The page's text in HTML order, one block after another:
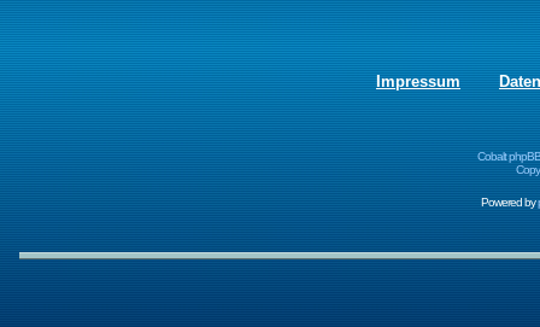
Impressum
Cobalt
Powered by